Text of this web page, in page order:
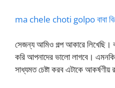
ma chele choti golpo বাবা
সেজন্য আমিও গল্প আকারে লিখেছি।
করি আপনাদের ভালো লাগবে।
সাধ্যমত চেষ্টা করব এটাকে আকর্ষণীয়